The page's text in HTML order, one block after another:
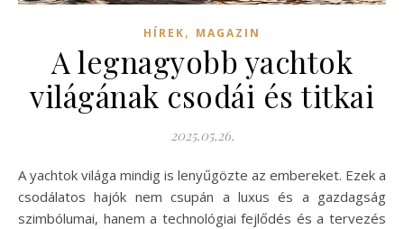
HÍREK, MAGAZIN
A legnagyobb yachtok
világának csodái és titkai
2025.05.26.
A yachtok világa mindig is lenyűgözte az embereket. Ezek a
csodálatos hajók nem csupán a luxus és a gazdagság
szimbólumai, hanem a technológiai fejlődés és a tervezés